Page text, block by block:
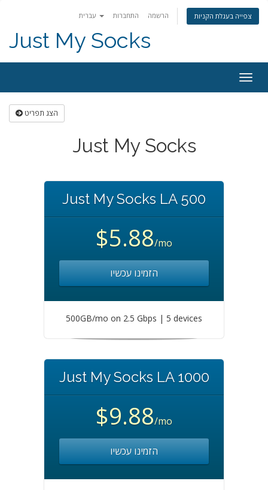
התחברות הרשמה צפייה בעגלת הקניות
Just My Socks
הצג תפריט
Just My Socks
Just My Socks LA 500
$5.88/mo
הזמינו עכשיו
500GB/mo on 2.5 Gbps | 5 devices
Just My Socks LA 1000
$9.88/mo
הזמינו עכשיו